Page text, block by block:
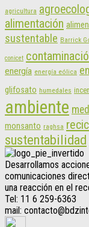
agricultura
alimentación
sustentable Barrick
conicet
energía energía eólica
glifosato humedales
ambiente
monsanto raghsa
sustentabilidad
Desarrollamos
comunicaciones
una reacción en el
Tel: 11 6 259-6363
mail: